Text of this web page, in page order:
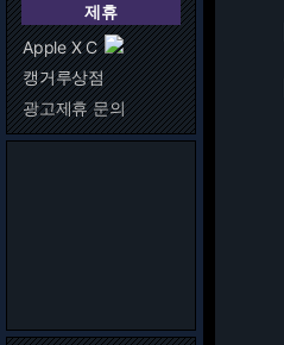
제휴
Apple X C
캥거루상점
광고제휴 문의